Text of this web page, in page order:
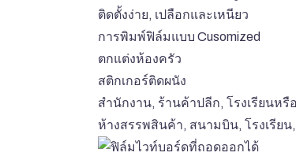
ติดตั้งง่าย, เปลือกและเหนียว
การพิมพ์ฟิล์มแบบ Cusomized
ตกแต่งห้องครัว
สติกเกอร์ติดผนัง
สำนักงาน, ร้านค้าปลีก, โรงเรียนหรื
ห้างสรรพสินค้า, สนามบิน, โรงเรีย